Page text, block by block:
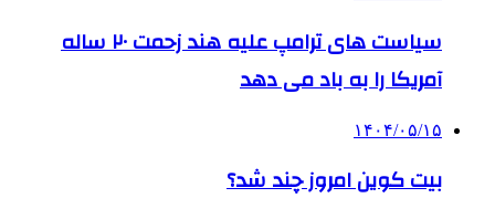
سیاست های ترامپ علیه هند زحمت ۲۰ ساله
آمریکا را به باد می دهد
۱۴۰۴/۰۵/۱۵
بیت کوین امروز چند شد؟